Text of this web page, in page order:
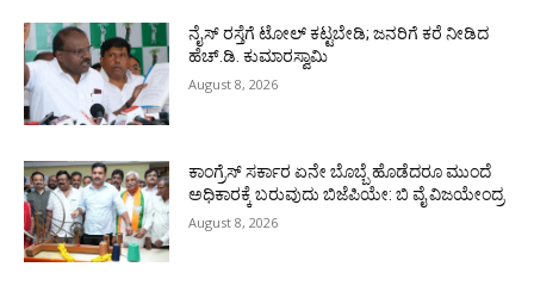
ನೈಸ್ ರಸ್ತೆಗೆ ಟೋಲ್ ಕಟ್ಟಬೇಡಿ; ಜನರಿಗೆ ಕರೆ ನೀಡಿದ
ಹೆಚ್.ಡಿ. ಕುಮಾರಸ್ವಾಮಿ
August 8, 2026
ಕಾಂಗ್ರೆಸ್ ಸರ್ಕಾರ ಏನೇ ಬೊಬ್ಬೆ ಹೊಡೆದರೂ ಮುಂದೆ
ಅಧಿಕಾರಕ್ಕೆ ಬರುವುದು ಬಿಜೆಪಿಯೇ: ಬಿ ವೈ ವಿಜಯೇಂದ್ರ
August 8, 2026